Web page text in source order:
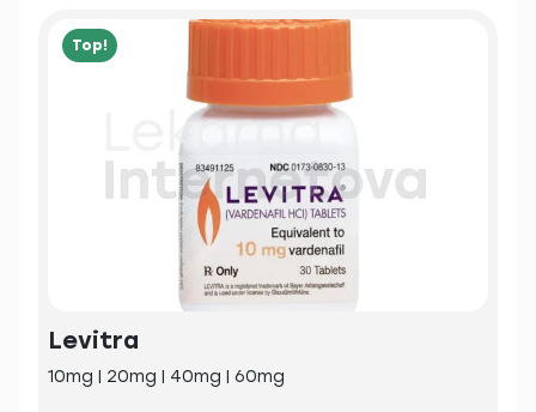
Top!
Levitra
10mg | 20mg | 40mg | 60mg